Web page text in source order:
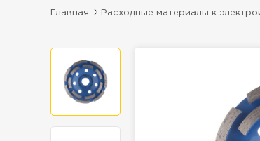
Главная Расходные материалы к